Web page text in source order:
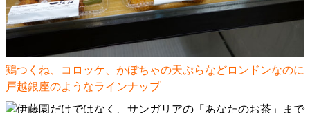
鶏つくね、コロッケ、かぼちゃの天ぷらなどロンドンなのに
戸越銀座のようなラインナップ